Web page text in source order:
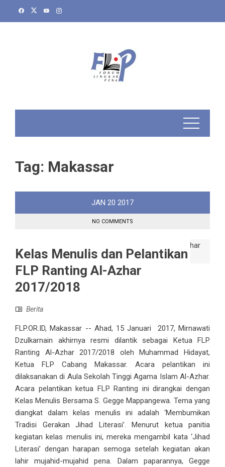
Tag: Makassar
JAN 20 2017
NO COMMENTS
Kelas Menulis dan Pelantikan
FLP Ranting Al-Azhar
2017/2018
Berita
FLP.OR.ID, Makassar -- Ahad, 15 Januari 2017, Mirnawati
Dzulkarnain akhirnya resmi dilantik sebagai Ketua FLP
Ranting Al-Azhar 2017/2018 oleh Muhammad Hidayat,
Ketua FLP Cabang Makassar. Acara pelantikan ini
dilaksanakan di Aula Sekolah Tinggi Agama Islam Al-Azhar.
Acara pelantikan ketua FLP Ranting ini dirangkai dengan
Kelas Menulis Bersama S. Gegge Mappangewa. Tema yang
diangkat dalam kelas menulis ini adalah ‘Membumikan
Tradisi Gerakan Jihad Literasi’. Menurut ketua panitia
kegiatan kelas menulis ini, mereka mengambil kata ‘Jihad
Literasi’ dengan harapan semoga setelah kegiatan akan
lahir mujahid-mujahid pena. Dalam paparannya, Gegge